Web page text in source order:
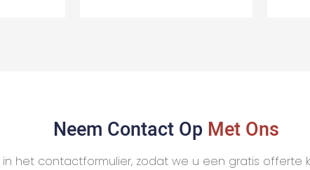
Neem Contact Op Met Ons
het contactformulier, zodat we u een gratis